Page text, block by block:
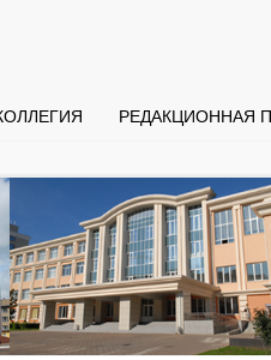
РЕДАКЦИОННАЯ